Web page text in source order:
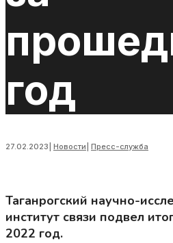
год
27.02.2023 Новости Пресс-служба
Таганрогский научно-
институт связи подвел
2022 год.